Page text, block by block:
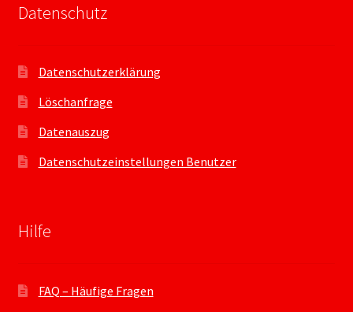
Datenschutz
Datenschutzerklärung
Löschanfrage
Datenauszug
Datenschutzeinstellungen Benutzer
Hilfe
FAQ – Häufige Fragen